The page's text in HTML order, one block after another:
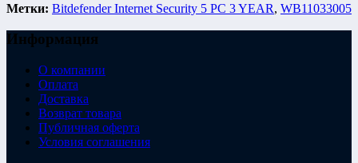
Метки: Bitdefender Internet Security 5 PC 3 YEAR, WB11033005
Информация
О компании
Оплата
Доставка
Возврат товара
Публичная оферта
Условия соглашения